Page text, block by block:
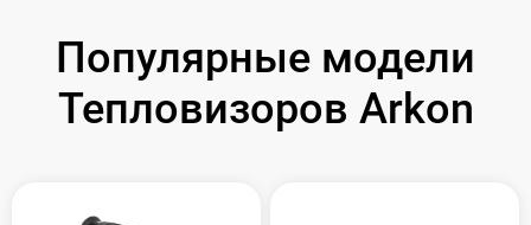
Популярные модели
Тепловизоров Arkon